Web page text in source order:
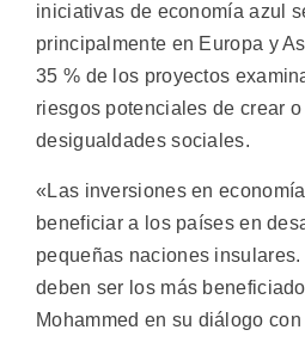
iniciativas de economía azul
principalmente en Europa y
35 % de los proyectos
riesgos potenciales de crear
desigualdades sociales.
«Las inversiones en
beneficiar a los países en
pequeñas naciones
deben ser los más
Mohammed en su diálogo con